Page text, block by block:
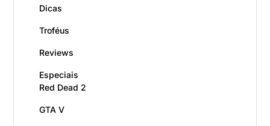
Dicas
Troféus
Reviews
Especiais
Red Dead 2
GTA V